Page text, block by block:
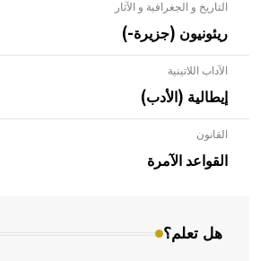
التاريخ و الجغرافية و الآثار
ريئونيون (جزيرة-)
الآداب اللاتينية
إيطالية (الأدب)
القانون
القواعد الآمرة
هل تعلم؟
- هل تعلم أن الأبلق نوع من الفنون
بالعمارة الإسلامية في بلاد الشام
المعمار على بناء مداميكه وخاصة في